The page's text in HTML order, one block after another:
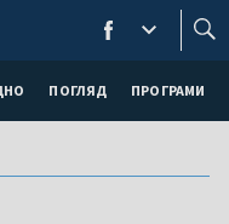
ПОГЛЯД ПРОГРАМИ